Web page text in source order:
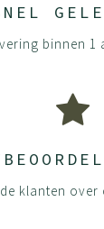
binnen 1
klanten over